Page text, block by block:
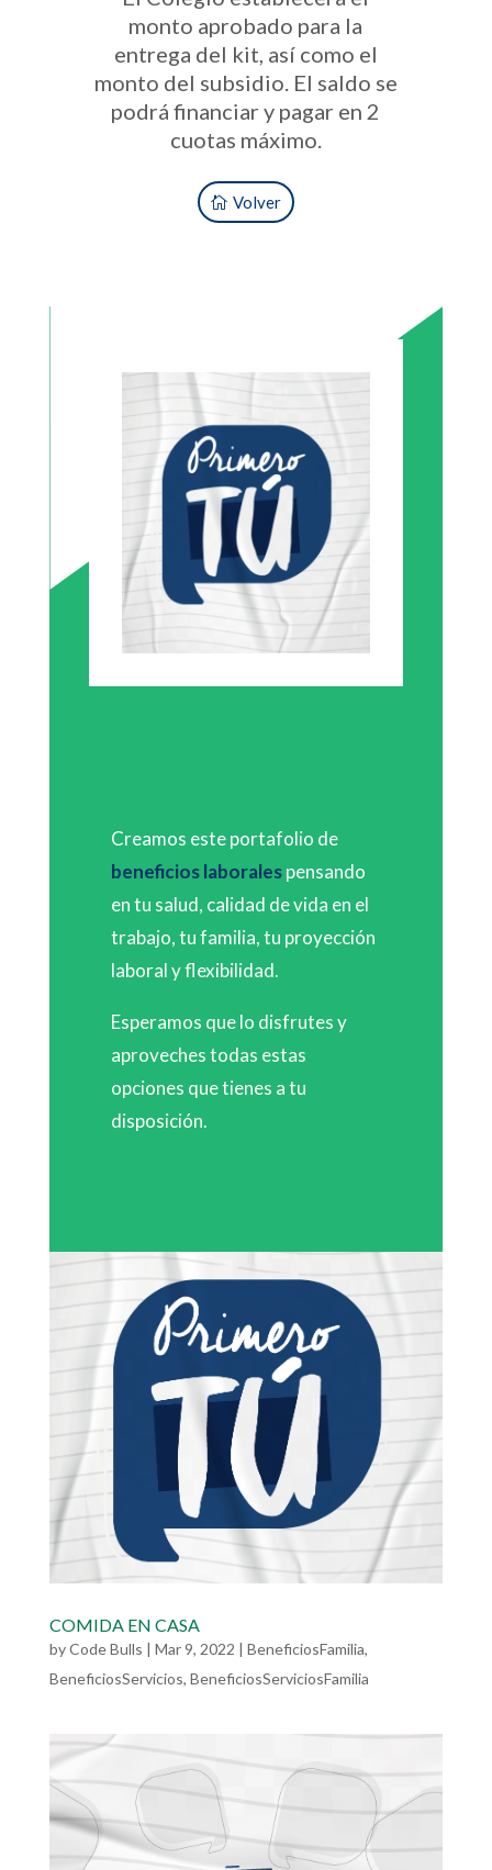
monto aprobado para la
entrega del kit, así como el
monto del subsidio. El saldo se
podrá financiar y pagar en 2
cuotas máximo.
Volver
Creamos este portafolio de
beneficios laboralespensando
en tu salud, calidad de vida en el
trabajo, tu familia, tu proyección
laboral y flexibilidad.
Esperamos que lo disfrutes y
aproveches todas estas
opciones que tienes a tu
disposición.
COMIDA EN CASA
byCode Bulls | Mar 9, 2022 | BeneficiosFamilia,
BeneficiosServicios, BeneficiosServiciosFamilia